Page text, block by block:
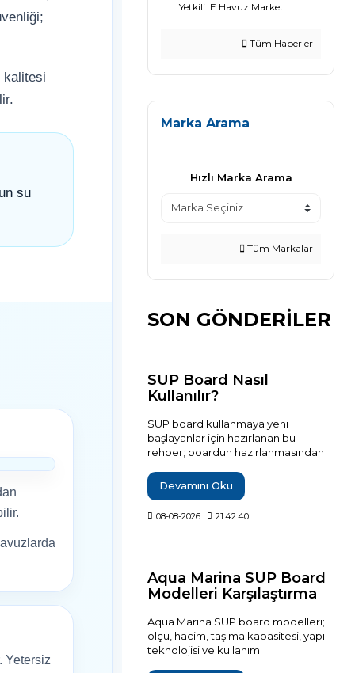
kalitesi
su
Yetersiz
Yetkili: E Havuz Market
Tüm Haberler
Marka Arama
Hızlı Marka Arama
Tüm Markalar
SON GÖNDERİLER
SUP Board Nasıl
Kullanılır?
SUP board kullanmaya yeni
başlayanlar için hazırlanan bu
rehber; boardun hazırlanmasından
sağlamaya, doğru kürek
tekniğinden dönüş ve rota
adımlarını açıklar. Güvenli bir ilk sürüş
sonrası bakım gibi önemli noktaları
da kapsar.
Devamını Oku
08-08-2026 21:42:40
Aqua Marina SUP Board
Modelleri Karşılaştırma
Aqua Marina SUP board modelleri;
ölçü, hacim, taşıma kapasitesi, yapı
teknolojisi ve kullanım